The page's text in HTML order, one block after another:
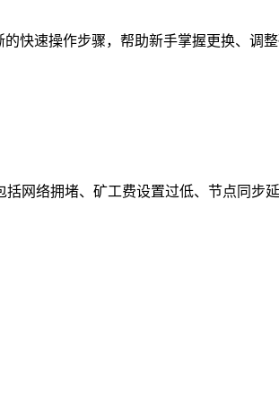
快速操作步骤，帮助新手掌握更换、调
网络拥堵、矿工费设置过低、节点同步